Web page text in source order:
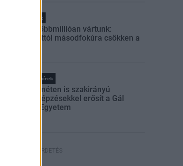
Helyi hírek
Amire többmillióan vártunk:
szombattól másodfokúra csökken a
Országos hírek
Kecskeméten is szakirányú
továbbképzésekkel erősít a Gál
Ferenc Egyetem
HÍRDETÉS